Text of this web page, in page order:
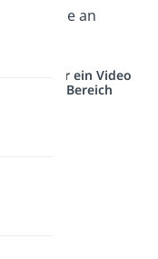
Y-Achse an
Hier ein Video
anderen Bereich